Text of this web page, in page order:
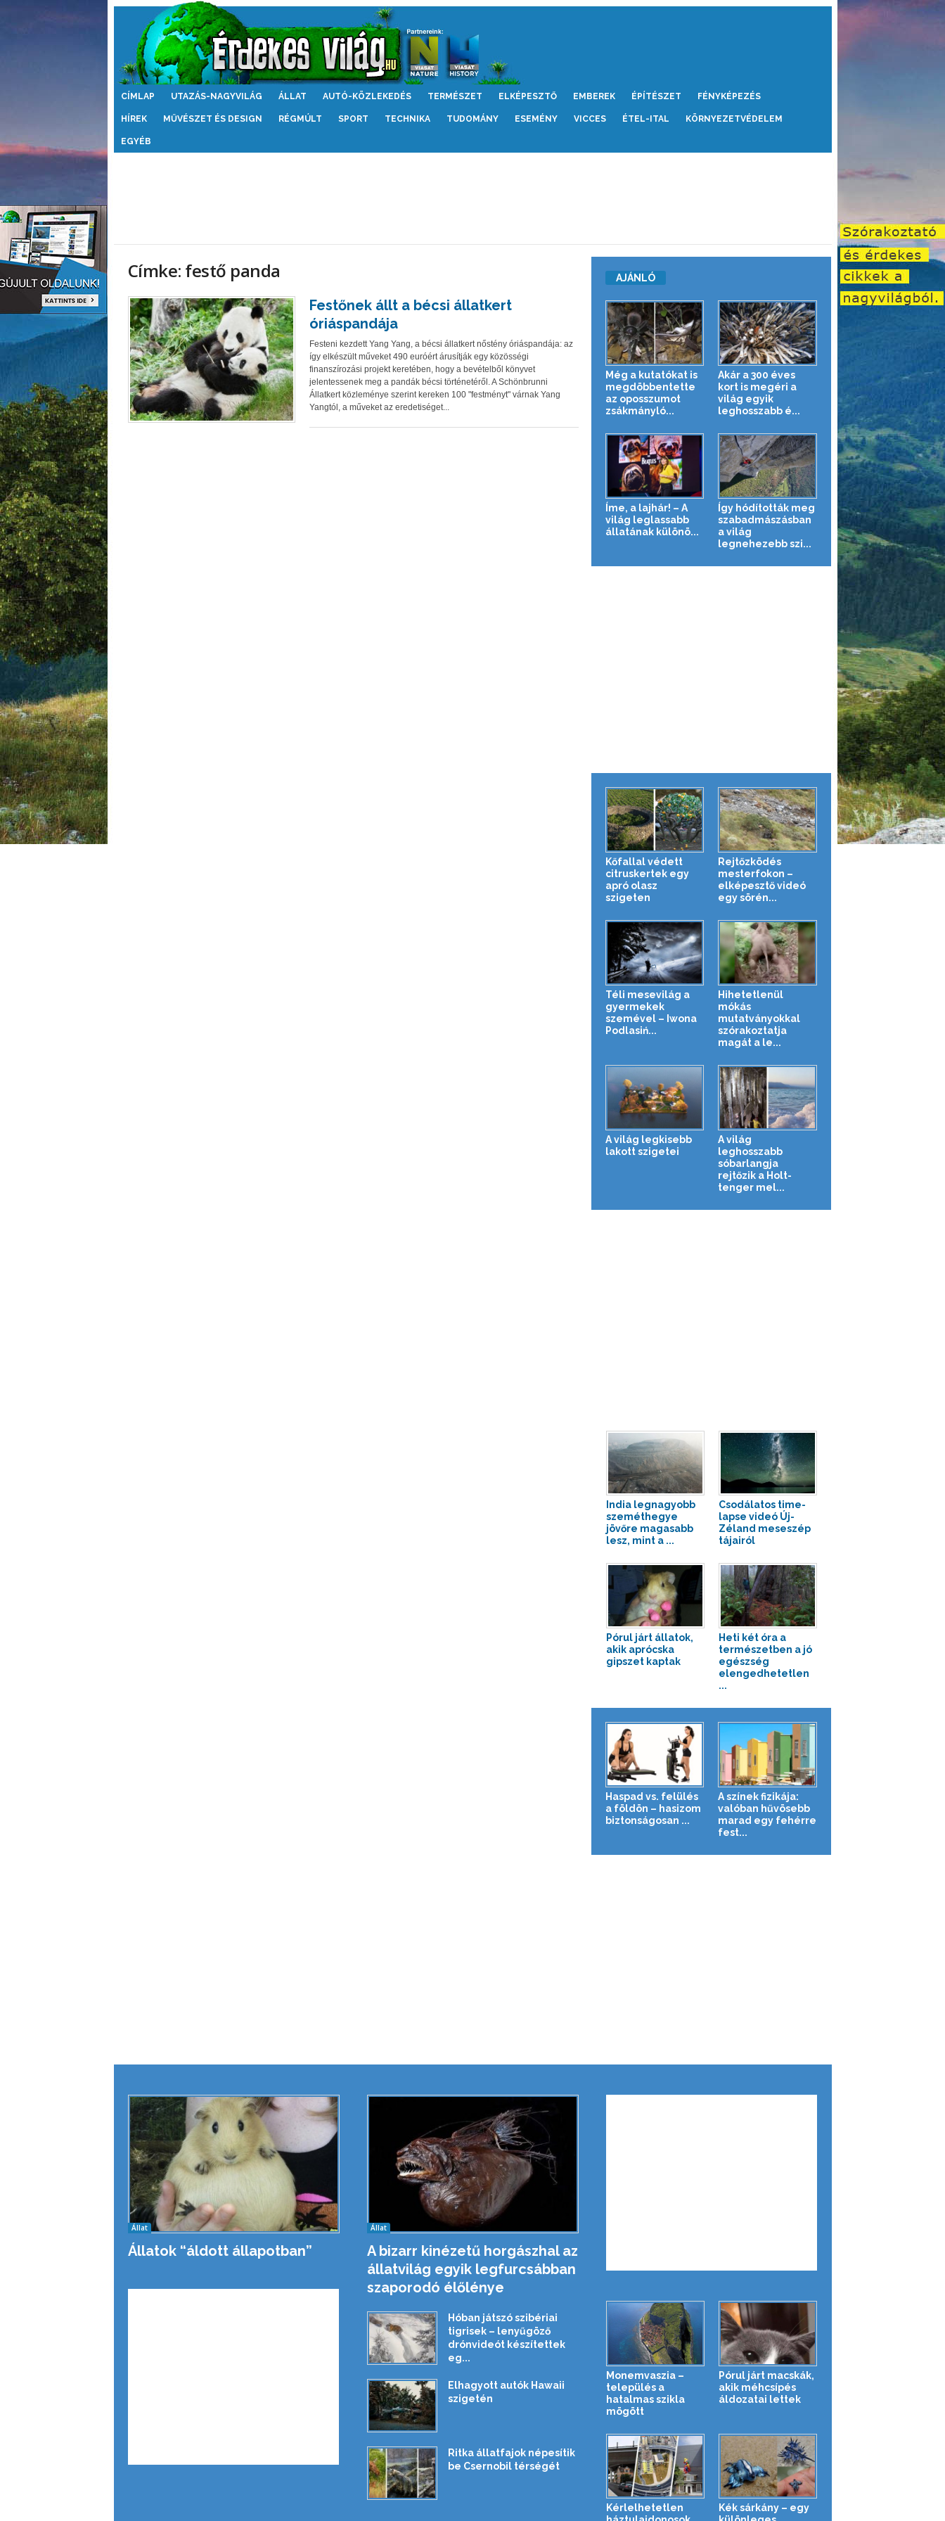
Érdekes
CÍMLAP UTAZÁS-NAGYVILÁG ÁLLAT AUTÓ-KÖZLEKEDÉS TERMÉSZET ELKÉPESZTŐ EMBEREK ÉPÍTÉSZET FÉNYKÉPEZÉS
HÍREK MŰVÉSZET ÉS DESIGN RÉGMÚLT SPORT TECHNIKA TUDOMÁNY ESEMÉNY VICCES ÉTEL-ITAL KÖRNYEZETVÉDELEM
EGYÉB
Címke: festő panda
Festőnek állt a bécsi állatkert
óriáspandája
Festeni kezdett Yang Yang, a bécsi állatkert nőstény óriáspandája: az
így elkészült műveket 490 euróért árusítják egy közösségi
finanszírozási projekt keretében, hogy a bevételből könyvet
jelentessenek meg a pandák bécsi történetéről. A Schönbrunni
Állatkert közleménye szerint kereken 100 "festményt" várnak Yang
Yangtól, a műveket az eredetiséget...
AJÁNLÓ
Még a kutatókat is
megdöbbentette
az oposszumot
zsákmányló...
Akár a 300 éves
kort is megéri a
világ egyik
leghosszabb é...
Íme, a lajhár! – A
világ leglassabb
állatának különö...
Így hódították meg
szabadmászásban
a világ
legnehezebb szi...
Kőfallal védett
citruskertek egy
apró olasz
szigeten
Rejtőzködés
mesterfokon –
elképesztő videó
egy sörén...
Téli mesevilág a
gyermekek
szemével – Iwona
Podlasiń...
Hihetetlenül
mókás
mutatványokkal
szórakoztatja
magát a le...
A világ legkisebb
lakott szigetei
A világ
leghosszabb
sóbarlangja
rejtőzik a Holt-
tenger mel...
India legnagyobb
szeméthegye
jövőre magasabb
lesz, mint a ...
Csodálatos time-
lapse videó Új-
Zéland meseszép
tájairól
Pórul járt állatok,
akik aprócska
gipszet kaptak
Heti két óra a
természetben a jó
egészség
elengedhetetlen
...
Haspad vs. felülés
a földön – hasizom
biztonságosan ...
A színek fizikája:
valóban hűvösebb
marad egy fehérre
fest...
Állat
Állatok “áldott állapotban”
Állat
A bizarr kinézetű horgászhal az
állatvilág egyik legfurcsábban
szaporodó élőlénye
Hóban játszó szibériai
tigrisek – lenyűgöző
drónvideót készítettek
eg...
Elhagyott autók Hawaii
szigetén
Ritka állatfajok népesítik
be Csernobil térségét
Monemvaszia –
település a
hatalmas szikla
mögött
Pórul járt macskák,
akik méhcsípés
áldozatai lettek
Kérlelhetetlen
Kék sárkány – egy